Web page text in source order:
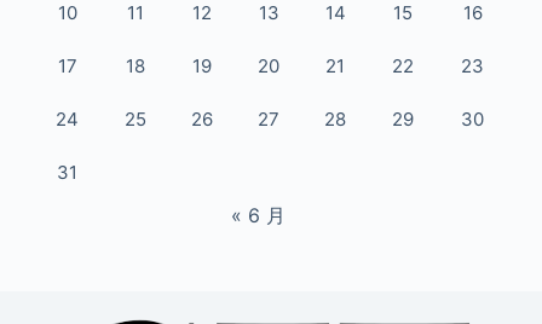
10 11 12 13 14 15 16
17 18 19 20 21 22 23
24 25 26 27 28 29 30
31
« 6 月